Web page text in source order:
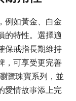
例如黃金、白金
的特性。選擇適
保戒指長期維持
，可享受更完善
覽珠寶系列，並
愛情故事添上完